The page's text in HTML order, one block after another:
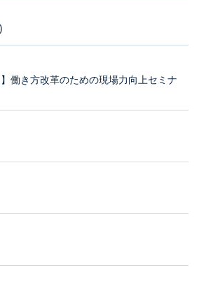
】働き方改革のための現場力向上セミナ